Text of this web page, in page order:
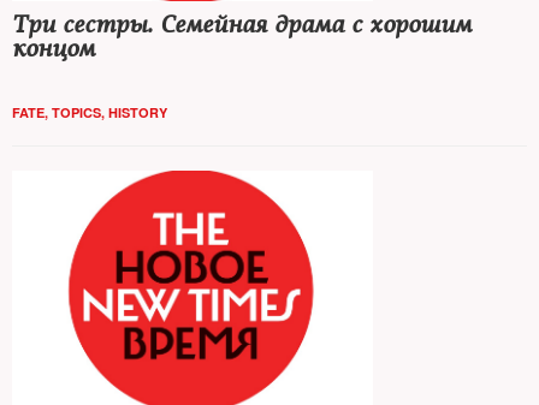
Три сестры. Семейная драма с хорошим
концом
FATE, TOPICS, HISTORY